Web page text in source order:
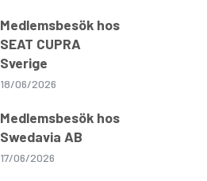
Medlemsbesök hos
SEAT CUPRA
Sverige
18/06/2026
Medlemsbesök hos
Swedavia AB
17/06/2026